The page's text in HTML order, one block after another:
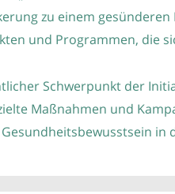
zu einem
und Programmen, die
Schwerpunkt der
Maßnahmen und
in